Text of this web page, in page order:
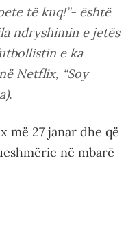
të kuq!”- është
ndryshimin e jetës
e ka
Netflix, “Soy
më 27 janar dhe që
në mbarë